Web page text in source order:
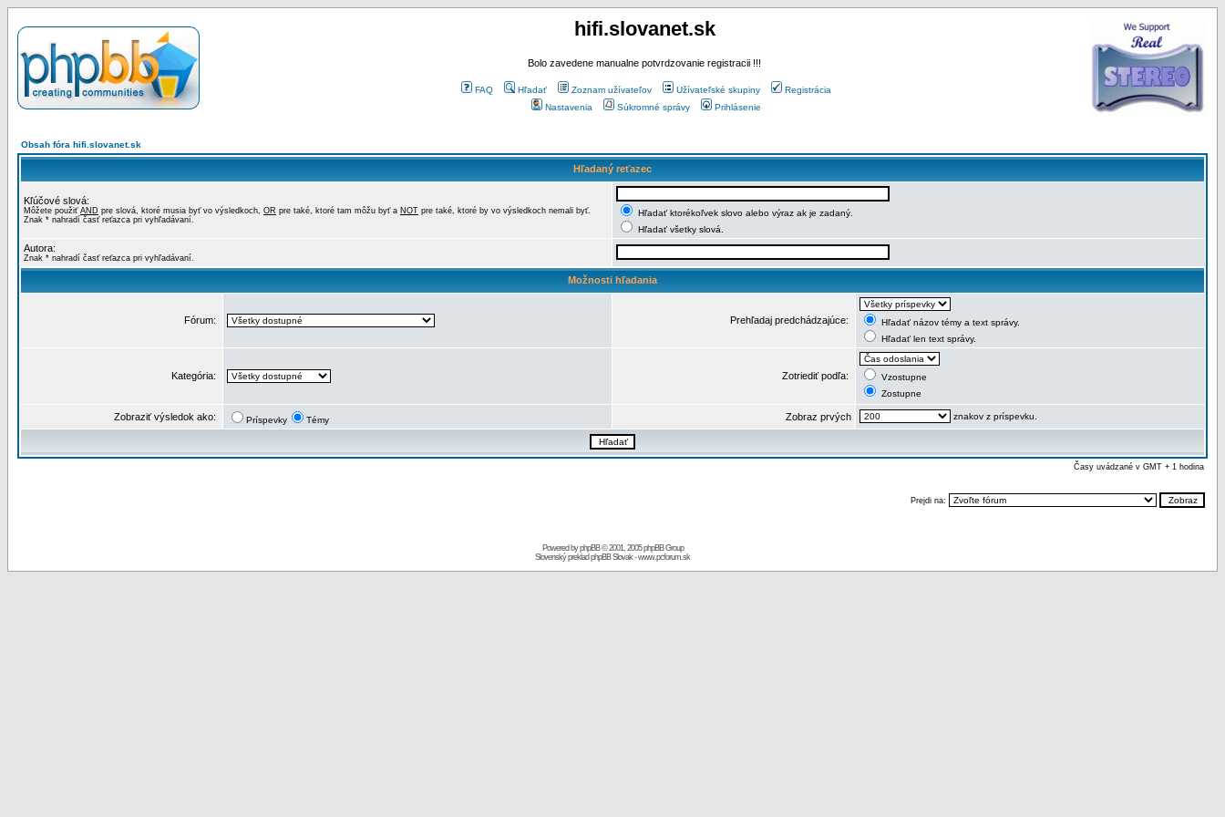
hifi.slovanet.sk
Bolo zavedene manualne potvrdzovanie registracii !!!
FAQ Hľadať Zoznam užívateľov Užívateľské skupiny
Registrácia
Nastavenia
Súkromné správy Prihlásenie
Obsah fóra hifi.slovanet.sk
Hľadaný reťazec
Kľúčové slová:
Môžete použiť AND pre slová, ktoré musia byť vo výsledkoch, OR pre také, ktoré tam môžu byť a NOT pre také, ktoré by vo výsledkoch nemali byť.
Znak * nahradí časť reťazca pri vyhľadávaní.
Hľadať ktorékoľvek slovo alebo výraz ak je zadaný.
Hľadať všetky slová.
Autora:
Znak * nahradí časť reťazca pri vyhľadávaní.
Možnosti hľadania
Fórum: Prehľadaj predchádzajúce:
Hľadať názov témy a text správy.
Hľadať len text správy.
Kategória: Zotriediť podľa:
Vzostupne
Zostupne
Zobraziť výsledok ako: Príspevky Témy Zobraz prvých znakov z príspevku.
Časy uvádzané v GMT + 1 hodina
Prejdi na:
Powered byphpBB© 2001, 2005 phpBB Group
Slovenský preklad phpBB Slovak-www.pcforum.sk